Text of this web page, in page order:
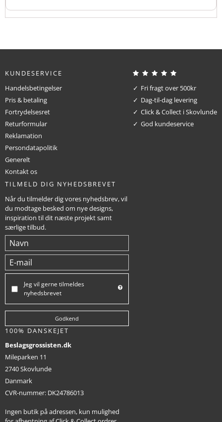
KUNDESERVICE
Handelsbetingelser
Pris & betaling
Fortrydelsesret
Returformular
Reklamation
Persondatapolitik
Generelt
Kontakt os
Fri fragt over 500kr
Dag-til-dag levering
Click & Collect i Skovlunde
God kundeservice
TILMELD DIG NYHEDSBREVET
Når du tilmelder dig vores nyhedsbrev, vil
du modtage besked om nye designs,
inspiration til dit næste projekt samt
særlige tilbud.
Jeg vil gerne tilmeldes
nyhedsbrevet
Godkend
100% DANSKEJET
Beslagsgrossisten.dk
Mileparken 11
2740 Skovlunde
Danmark
CVR-nummer: DK24786013
Ingen butik på adressen, kun mulighed